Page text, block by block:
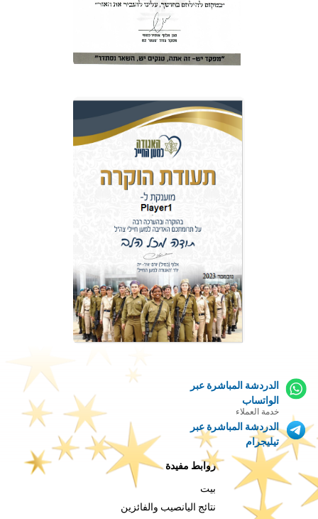
الدردشة المباشرة عبر
الواتساب
خدمة العملاء
الدردشة المباشرة عبر
تيليجرام
روابط مفيدة
بيت
نتائج اليانصيب والفائزين